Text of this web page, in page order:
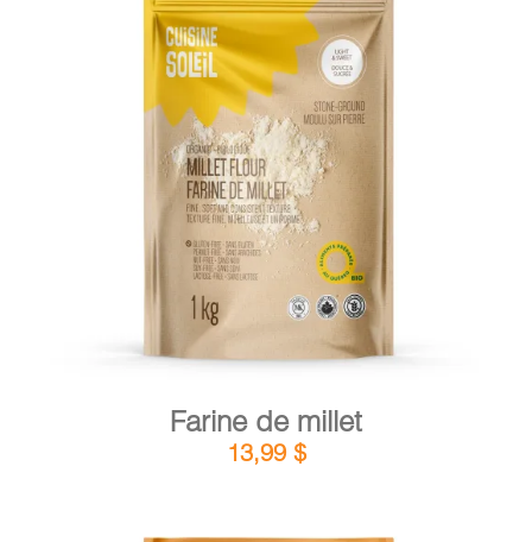
AJOUTER AU PANIER / DÉTAILS
Farine de millet
13,99 $